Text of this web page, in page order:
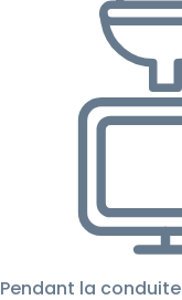
Pendant la conduite